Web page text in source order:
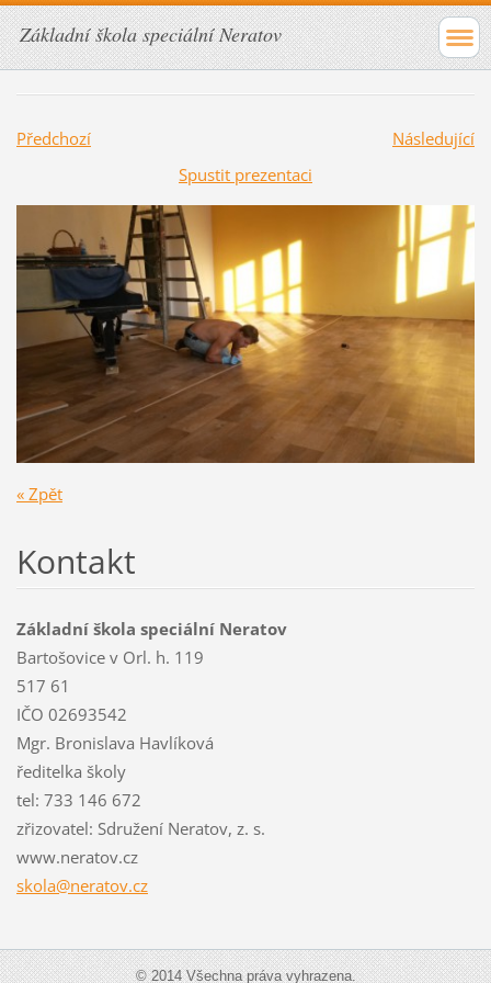
Základní škola speciální Neratov
Předchozí
Následující
Spustit prezentaci
« Zpět
Kontakt
Základní škola speciální Neratov
Bartošovice v Orl. h. 119
517 61
IČO 02693542
Mgr. Bronislava Havlíková
ředitelka školy
tel: 733 146 672
zřizovatel: Sdružení Neratov, z. s.
www.neratov.cz
skola@neratov.cz
© 2014 Všechna práva vyhrazena.